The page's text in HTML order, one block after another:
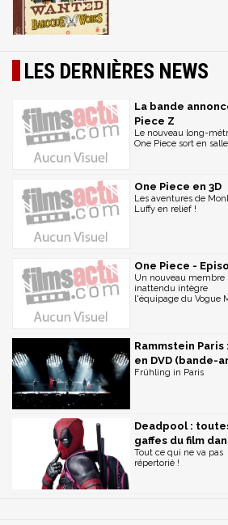
LES DERNIÈRES NEWS
La bande
Piece Z
Le nouveau long-
One Piece sort en
One Piece en 3D
Les aventures de
Luffy en relief !
One Piece -
Un nouveau membre
inattendu intègre
l'équipage du Vogue
Rammstein
en DVD (bande-
Frühling in Paris
Deadpool :
gaffes du film
Tout ce qui ne va pas
répertorié !